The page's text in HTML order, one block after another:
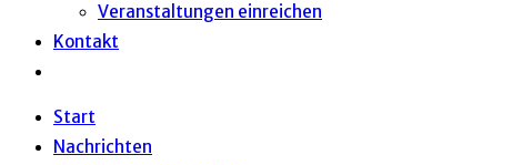
Veranstaltungen einreichen
Kontakt
umschalten
Start
Nachrichten